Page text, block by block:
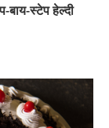
स्टेप हेल्दी